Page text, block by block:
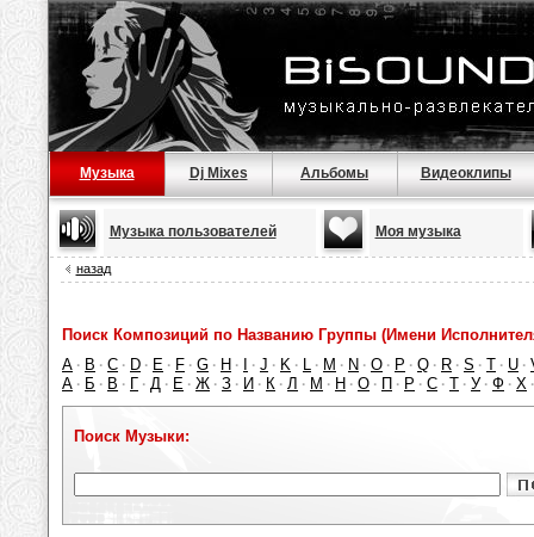
Музыка Dj Mixes Альбомы Видеоклипы
Музыка пользователей Моя музыка
назад
Поиск Композиций по Названию Группы (Имени
A · B · C · D · E · F · G · H · · J · K · L · M · N · O · P · Q · R · S · T · U ·
А · Б · В · Г · Д · Е · Ж · З · И · К · Л · М · Н · О · П · Р · С · Т · У · Ф · Х
Поиск Музыки: